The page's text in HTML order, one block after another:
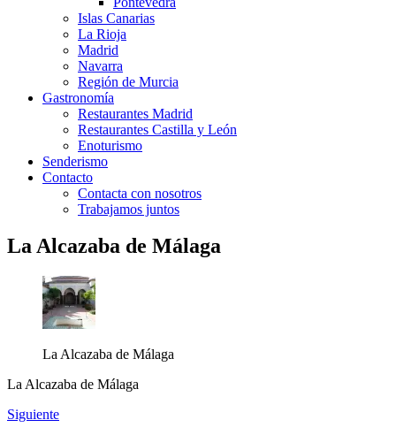
Islas Canarias
La Rioja
Madrid
Navarra
Región de Murcia
Gastronomía
Restaurantes Madrid
Restaurantes Castilla y León
Enoturismo
Senderismo
Contacto
Contacta con nosotros
Trabajamos juntos
La Alcazaba de Málaga
La Alcazaba de Málaga
La Alcazaba de Málaga
Siguiente